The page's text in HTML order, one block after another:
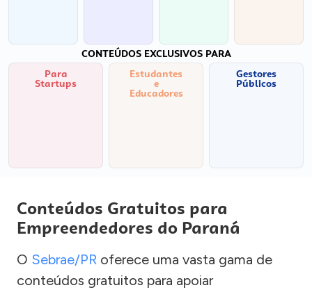
CONTEÚDOS EXCLUSIVOS PARA
Para
Startups
Estudantes
e
Educadores
Gestores
Públicos
Conteúdos Gratuitos para
Empreendedores do Paraná
O Sebrae/PR oferece uma vasta gama de
conteúdos gratuitos para apoiar